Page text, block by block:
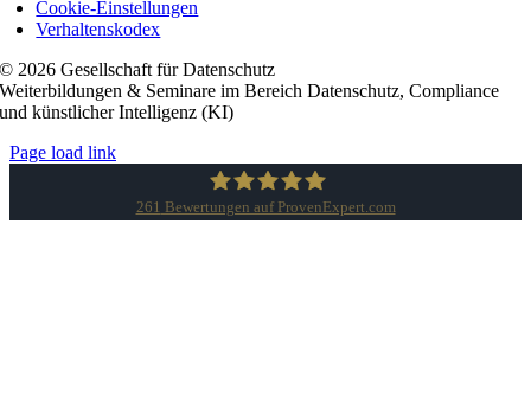
Cookie-Einstellungen
Verhaltenskodex
© 2026 Gesellschaft für Datenschutz
Weiterbildungen & Seminare im Bereich Datenschutz, Compliance
und künstlicher Intelligenz (KI)
Page load link
261 Bewertungen auf ProvenExpert.com